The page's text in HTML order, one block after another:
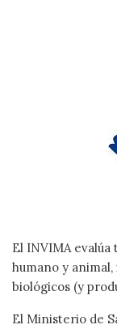
El INVIMA
humano y
biológicos (y
El Ministerio de